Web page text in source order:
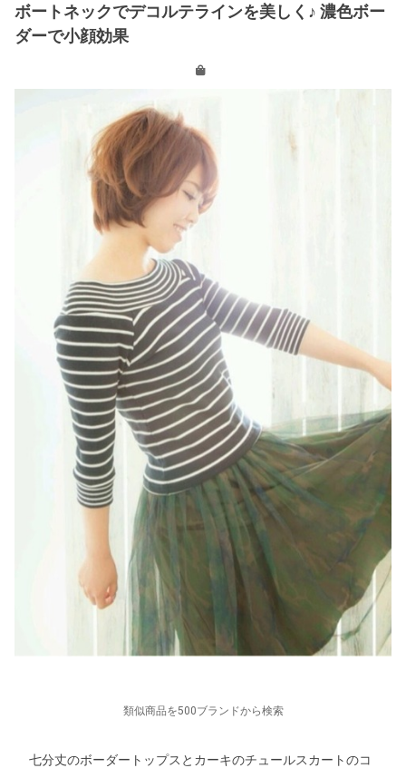
ボートネックでデコルテラインを美しく♪ 濃色ボー
ダーで小顔効果
類似商品を500ブランドから検索
七分丈のボーダートップスとカーキのチュールスカートのコ